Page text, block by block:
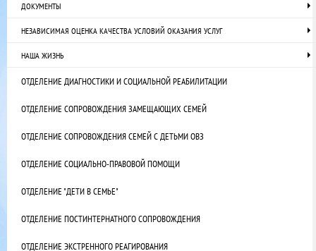
ДОКУМЕНТЫ
НЕЗАВИСИМАЯ ОЦЕНКА КАЧЕСТВА УСЛОВИЙ ОКАЗАНИЯ УСЛУГ
НАША ЖИЗНЬ
ОТДЕЛЕНИЕ ДИАГНОСТИКИ И СОЦИАЛЬНОЙ РЕАБИЛИТАЦИИ
ОТДЕЛЕНИЕ СОПРОВОЖДЕНИЯ ЗАМЕЩАЮЩИХ СЕМЕЙ
ОТДЕЛЕНИЕ СОПРОВОЖДЕНИЯ СЕМЕЙ С ДЕТЬМИ ОВЗ
ОТДЕЛЕНИЕ СОЦИАЛЬНО-ПРАВОВОЙ ПОМОЩИ
ОТДЕЛЕНИЕ "ДЕТИ В СЕМЬЕ"
ОТДЕЛЕНИЕ ПОСТИНТЕРНАТНОГО СОПРОВОЖДЕНИЯ
ОТДЕЛЕНИЕ ЭКСТРЕННОГО РЕАГИРОВАНИЯ